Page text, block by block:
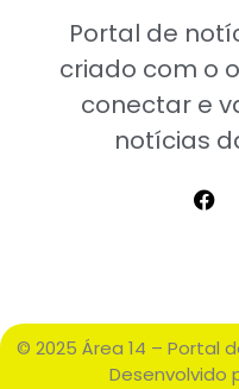
Portal de
criado com o
conectar e
notícias
© 2025 Área 14 – Portal
Desenvolvido